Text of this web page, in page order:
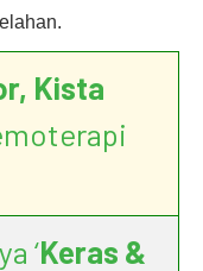
Kista
‘Keras &